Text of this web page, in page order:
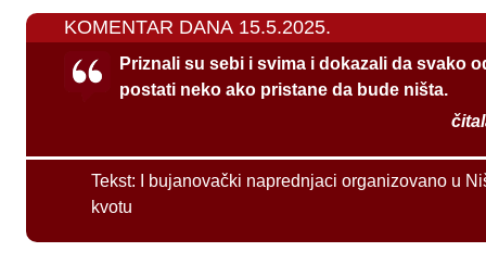
KOMENTAR DANA 15.5.2025.
Priznali su sebi i svima i dokazali da svako
postati neko ako pristane da bude ništa.
Tekst:
I bujanovački naprednjaci organizovano u
kvotu